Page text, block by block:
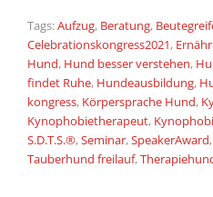
Tags:Aufzug, Beratung,
Celebrationskongress2021,
Hund, Hund besser verstehen,
findet Ruhe, Hundeausbildung,
kongress, Körpersprache Hund,
Kynophobietherapeut,
S.D.T.S.®,Seminar,SpeakerAward,
Tauberhund freilauf,